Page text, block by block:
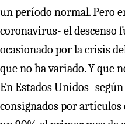
un período normal. Pero
coronavirus- el descenso
ocasionado por la crisis
que no ha variado. Y que
En Estados Unidos -
consignados por artículos